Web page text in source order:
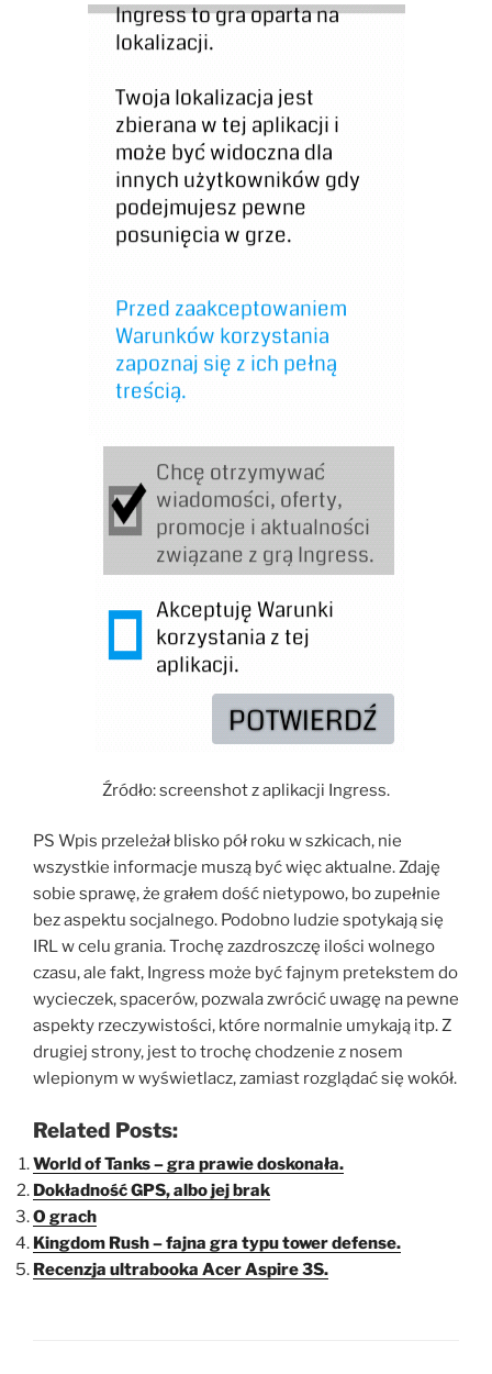
Źródło: screenshot z aplikacji Ingress.
PS Wpis przeleżał blisko pół roku w szkicach, nie
wszystkie informacje muszą być więc aktualne. Zdaję
sobie sprawę, że grałem dość nietypowo, bo zupełnie
bez aspektu socjalnego. Podobno ludzie spotykają się
IRL w celu grania. Trochę zazdroszczę ilości wolnego
czasu, ale fakt, Ingress może być fajnym pretekstem do
wycieczek, spacerów, pozwala zwrócić uwagę na pewne
aspekty rzeczywistości, które normalnie umykają itp. Z
drugiej strony, jest to trochę chodzenie z nosem
wlepionym w wyświetlacz, zamiast rozglądać się wokół.
Related Posts:
World of Tanks – gra prawie doskonała.
Dokładność GPS, albo jej brak
O grach
Kingdom Rush – fajna gra typu tower defense.
Recenzja ultrabooka Acer Aspire 3S.